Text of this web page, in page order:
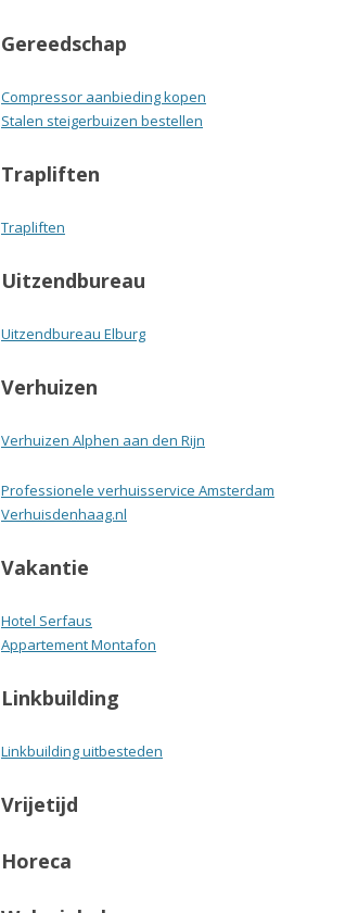
Gereedschap
Compressor aanbieding kopen
Stalen steigerbuizen bestellen
Trapliften
Trapliften
Uitzendbureau
Uitzendbureau Elburg
Verhuizen
Verhuizen Alphen aan den Rijn
Professionele verhuisservice Amsterdam
Verhuisdenhaag.nl
Vakantie
Hotel Serfaus
Appartement Montafon
Linkbuilding
Linkbuilding uitbesteden
Vrijetijd
Horeca